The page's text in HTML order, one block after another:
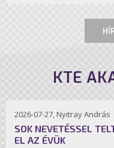
KTE
2026-07-27, Nyitray András
SOK NEVETÉSSEL
EL AZ ÉVÜK